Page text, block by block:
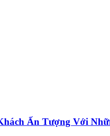
Ấn Tượng Với